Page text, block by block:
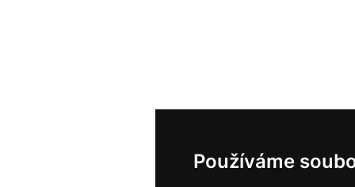
Používáme